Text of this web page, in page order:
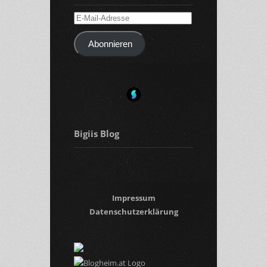
E-
Mail-
AdresseAbonnieren
Bigiis Blog
Impressum
Datenschutzerklärung